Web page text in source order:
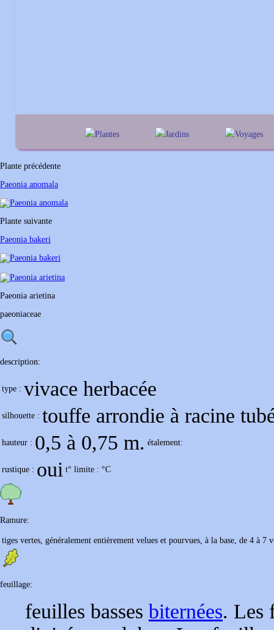
Plantes Jardins Voyages
Plante précédente
Paeonia anomala
Plante suivante
Paeonia bakeri
Paeonia arietina
paeoniaceae
description:
type : vivace herbacée
silhouette : touffe arrondie à racine
hauteur : 0,5 à 0,75 m. étalement:
rustique : oui t° limite : °C
Ramure:
tiges vertes, généralement entièrement velues et pourvues, à la base, de 4 à 7
feuillage:
feuilles basses biternées. Les